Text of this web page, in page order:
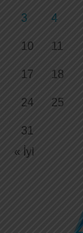
3 4
10 11
17 18
24 25
31
« İyl